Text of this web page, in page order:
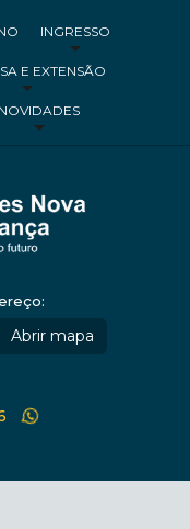
INGRESSO
E EXTENSÃO
NOVIDADES
Abrir mapa